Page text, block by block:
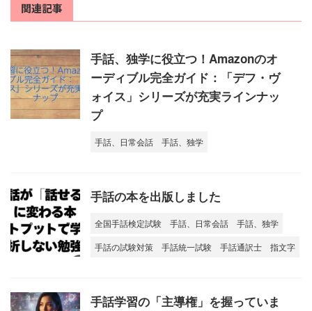
関連記事
手話、独学に役立つ！Amazonのオ
ーディブル完全ガイド：「デフ・ヴ
ォイス」シリーズが充実ラインナッ
プ
手話、日常会話 手話、独学
手話の本を出版しました
全国手話検定試験 手話、日常会話
手話、独学
手話の試験対策
手話統一試験 手話通訳士 指文字
手話学習の「主導権」を握っていま